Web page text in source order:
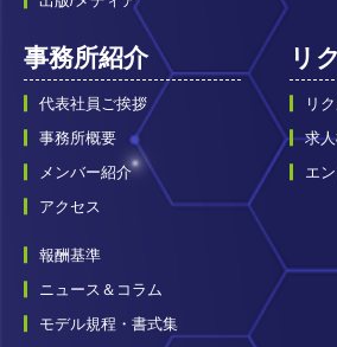
事務所紹介
代表社員ご挨拶
事務所概要
メンバー紹介
アクセス
リ
リ
求
エ
報酬基準
ニュース＆コラム
モデル規程・書式集